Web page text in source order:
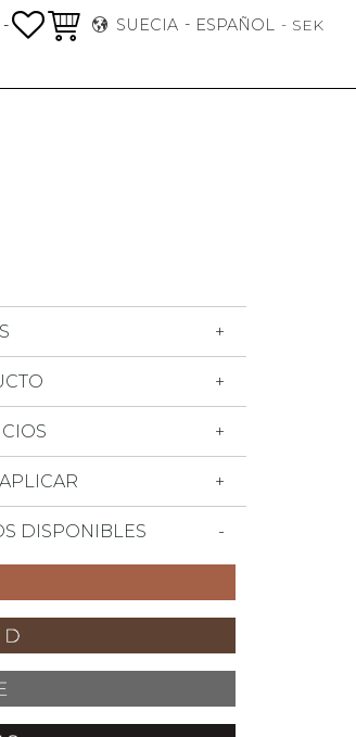
- FAVORITOS
CESTA SUECIA ESPAÑOL SEK
DISPONIBLES